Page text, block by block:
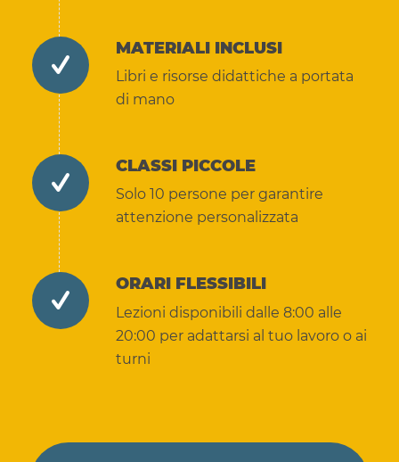
MATERIALI INCLUSI
Libri e risorse didattiche a portata
di mano
CLASSI PICCOLE
Solo 10 persone per garantire
attenzione personalizzata
ORARI FLESSIBILI
Lezioni disponibili dalle 8:00 alle
20:00 per adattarsi al tuo lavoro o ai
turni